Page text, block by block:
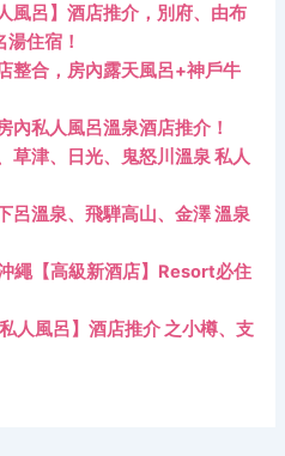
風呂】酒店推介，別府、由布
住宿！
整合，房內露天風呂+神戶牛
內私人風呂溫泉酒店推介！
草津、日光、鬼怒川溫泉 私人
呂溫泉、飛騨高山、金澤 溫泉
繩【高級新酒店】Resort必住
人風呂】酒店推介 之小樽、支